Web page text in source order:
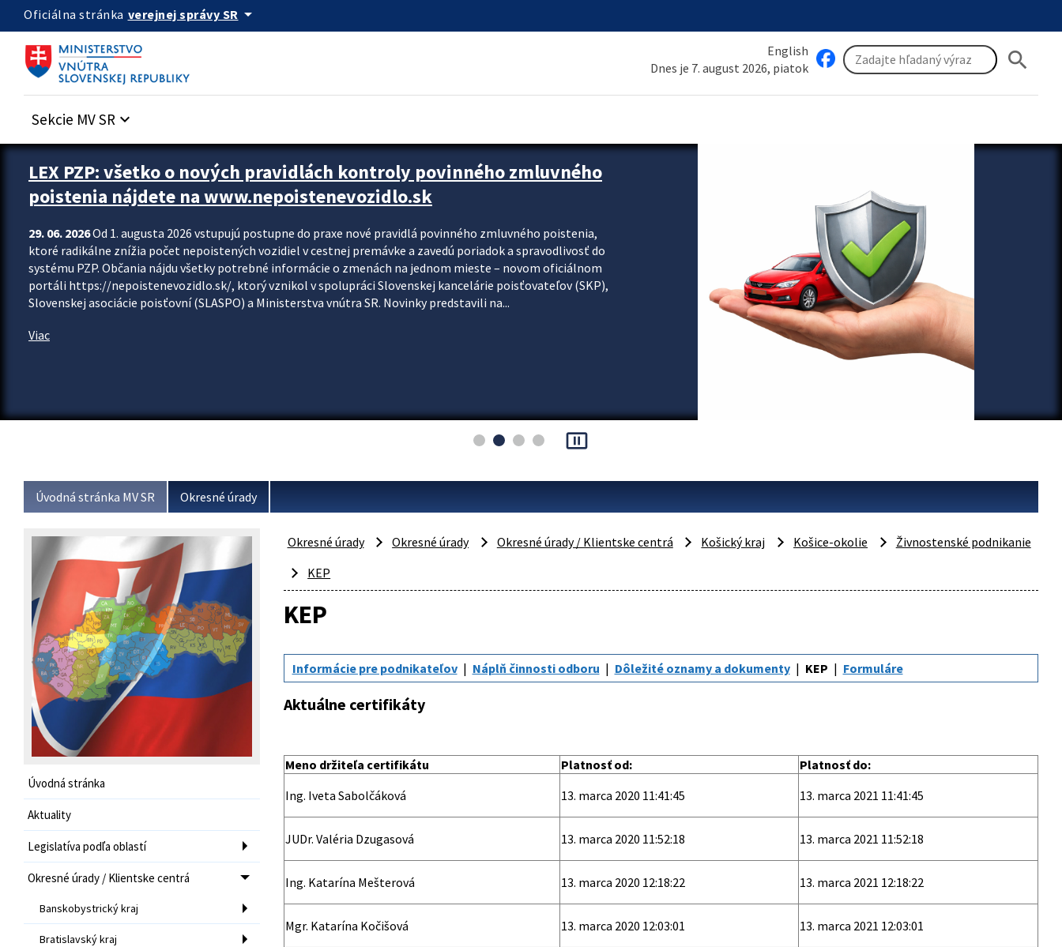
Preskocit na hlavný obsah
Oficiálna stránka verejnej správy SR arrow_drop_down
English
Dnes je 7. august 2026, piatok
search
Sekcie MV SR keyboard_arrow_down
Zastavit automatický posun upútavok
LEX PZP: všetko o nových pravidlách kontroly povinného zmluvného
poistenia nájdete na www.nepoistenevozidlo.sk
29. 06. 2026Od 1. augusta 2026 vstupujú postupne do praxe nové pravidlá povinného zmluvného poistenia,
ktoré radikálne znížia počet nepoistených vozidiel v cestnej premávke a zavedú poriadok a spravodlivosť do
systému PZP. Občania nájdu všetky potrebné informácie o zmenách na jednom mieste – novom oficiálnom
portáli https://nepoistenevozidlo.sk/, ktorý vznikol v spolupráci Slovenskej kancelárie poisťovateľov (SKP),
Slovenskej asociácie poisťovní (SLASPO) a Ministerstva vnútra SR. Novinky predstavili na...
Viac
pause_presentation
Úvodná stránka MV SR Okresné úrady
Úvodná stránka
Aktuality
Legislatíva podľa oblastí
Okresné úrady / Klientske centrá
Banskobystrický kraj
Bratislavský kraj
Okresné úrady Okresné úrady Okresné úrady / Klientske centrá Košický kraj Košice-okolie
Živnostenské podnikanie
KEP
KEP
Informácie pre podnikateľov Náplň činnosti odboru Dôležité oznamy a dokumenty KEP Formuláre
Aktuálne certifikáty
Meno držiteľa certifikátu Platnosť od:
Platnosť do:
Ing. Iveta Sabolčáková
13. marca 2020 11:41:45 13. marca 2021 11:41:45
JUDr. Valéria Dzugasová 13. marca 2020 11:52:18 13. marca 2021 11:52:18
Ing. Katarína Mešterová 13. marca 2020 12:18:22 13. marca 2021 12:18:22
Mgr. Katarína Kočišová 13. marca 2020 12:03:01 13. marca 2021 12:03:01